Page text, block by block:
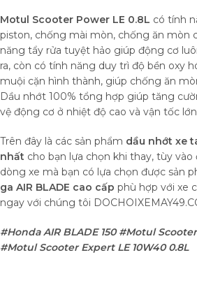
Motul Scooter Power LE 0.8L có tính
piston, chống mài mòn, chống ăn mòn
năng tẩy rửa tuyệt hảo giúp động cơ
ra, còn có tính năng duy trì độ bền oxy
muội cặn hình thành, giúp chống ăn
Dầu nhớt 100% tổng hợp giúp tăng
vệ động cơ ở nhiệt độ cao và vận tốc
Trên đây là các sản phẩm dầu nhớt xe
nhất cho bạn lựa chọn khi thay, tùy vào
dòng xe mà bạn có lựa chọn được sản
ga AIR BLADE cao cấp phù hợp với xe
ngay với chúng tôi
#Honda AIR BLADE 150 #Motul
#Motul Scooter Expert LE 10W40 0.8L